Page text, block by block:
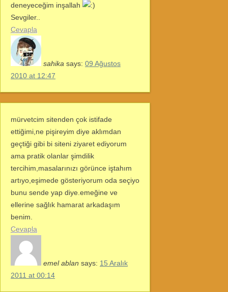
deneyeceğim inşallah
Sevgiler..
Cevapla
sahika says: 09 Ağustos
2010 at 12:47
mürvetcim sitenden çok istifade
ettiğimi,ne pişireyim diye aklımdan
geçtiği gibi bi siteni ziyaret ediyorum
ama pratik olanlar şimdilik
tercihim,masalarınızı görünce iştahım
artıyo,eşimede gösteriyorum oda seçiyo
bunu sende yap diye.emeğine ve
ellerine sağlık hamarat arkadaşım
benim.
Cevapla
emel ablan says: 15 Aralık
2011 at 00:14